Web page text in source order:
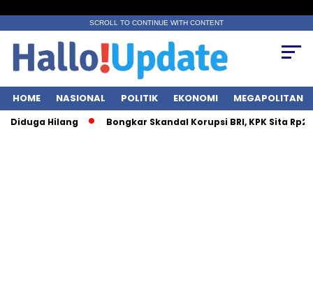
SCROLL TO CONTINUE WITH CONTENT
HOME NASIONAL POLITIK EKONOMI MEGAPOLITAN
Hilang Bongkar Skandal Korupsi BRI, KPK Sita Rp28 Miliar